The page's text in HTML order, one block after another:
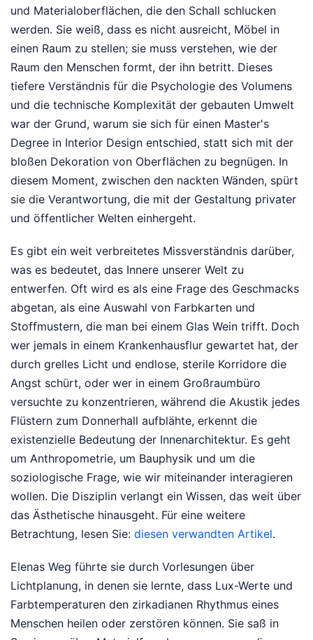
und Materialoberflächen, die den Schall schlucken
werden. Sie weiß, dass es nicht ausreicht, Möbel in
einen Raum zu stellen; sie muss verstehen, wie der
Raum den Menschen formt, der ihn betritt. Dieses
tiefere Verständnis für die Psychologie des Volumens
und die technische Komplexität der gebauten Umwelt
war der Grund, warum sie sich für einen Master's
Degree in Interior Design entschied, statt sich mit der
bloßen Dekoration von Oberflächen zu begnügen. In
diesem Moment, zwischen den nackten Wänden, spürt
sie die Verantwortung, die mit der Gestaltung privater
und öffentlicher Welten einhergeht.
Es gibt ein weit verbreitetes Missverständnis darüber,
was es bedeutet, das Innere unserer Welt zu
entwerfen. Oft wird es als eine Frage des Geschmacks
abgetan, als eine Auswahl von Farbkarten und
Stoffmustern, die man bei einem Glas Wein trifft. Doch
wer jemals in einem Krankenhausflur gewartet hat, der
durch grelles Licht und endlose, sterile Korridore die
Angst schürt, oder wer in einem Großraumbüro
versuchte zu konzentrieren, während die Akustik jedes
Flüstern zum Donnerhall aufblähte, erkennt die
existenzielle Bedeutung der Innenarchitektur. Es geht
um Anthropometrie, um Bauphysik und um die
soziologische Frage, wie wir miteinander interagieren
wollen. Die Disziplin verlangt ein Wissen, das weit über
das Ästhetische hinausgeht. Für eine weitere
Betrachtung, lesen Sie: diesen verwandten Artikel.
Elenas Weg führte sie durch Vorlesungen über
Lichtplanung, in denen sie lernte, dass Lux-Werte und
Farbtemperaturen den zirkadianen Rhythmus eines
Menschen heilen oder zerstören können. Sie saß in